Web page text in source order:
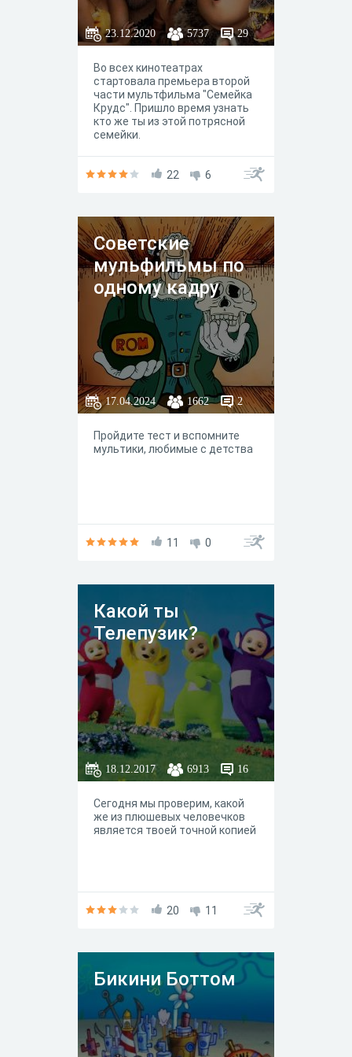
23.12.2020 5737 29
Во всех кинотеатрах
стартовала премьера второй
части мультфильма "Семейка
Крудс". Пришло время узнать
кто же ты из этой потрясной
семейки.
22 6
Советские
мульфильмы по
одному кадру
17.04.2024 1662 2
Пройдите тест и вспомните
мультики, любимые с детства
11 0
Какой ты
Телепузик?
18.12.2017 6913 16
Сегодня мы проверим, какой
же из плюшевых человечков
является твоей точной копией
20 11
Бикини Боттом